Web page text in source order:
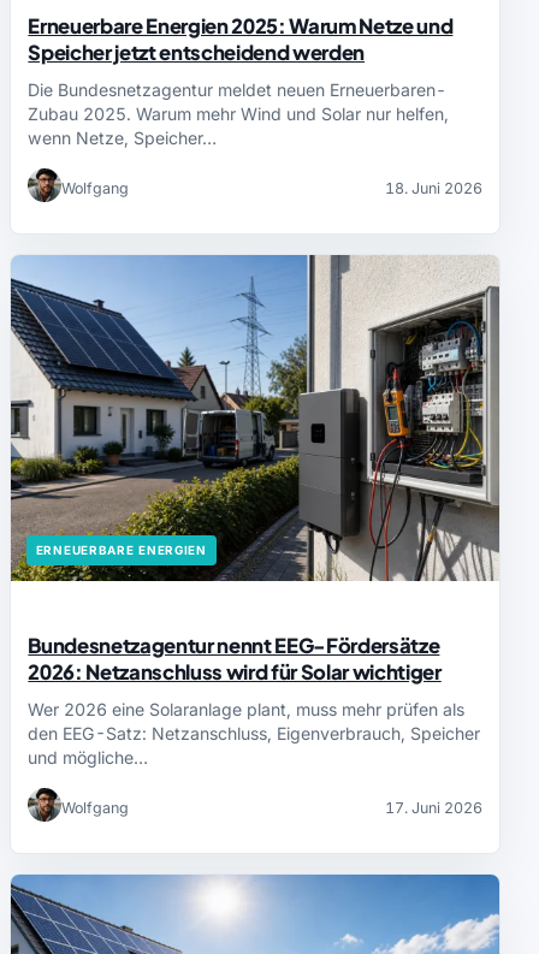
Erneuerbare Energien 2025: Warum Netze und
Speicher jetzt entscheidend werden
Die Bundesnetzagentur meldet neuen Erneuerbaren-
Zubau 2025. Warum mehr Wind und Solar nur helfen,
wenn Netze, Speicher…
Wolfgang 18. Juni 2026
ERNEUERBARE ENERGIEN
Bundesnetzagentur nennt EEG-Fördersätze
2026: Netzanschluss wird für Solar wichtiger
Wer 2026 eine Solaranlage plant, muss mehr prüfen als
den EEG-Satz: Netzanschluss, Eigenverbrauch, Speicher
und mögliche…
Wolfgang 17. Juni 2026